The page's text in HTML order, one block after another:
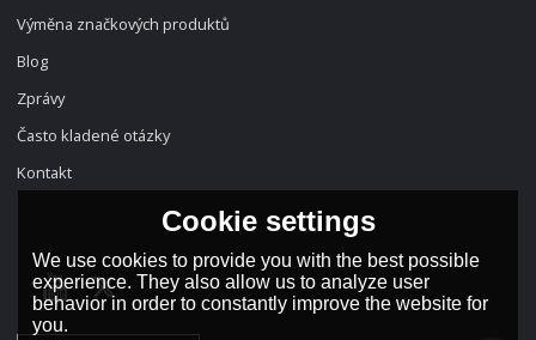
Výměna značkových produktů
Blog
Zprávy
Často kladené otázky
Kontakt
Cookie settings
We use cookies to provide you with the best possible
experience. They also allow us to analyze user
behavior in order to constantly improve the website for
you.